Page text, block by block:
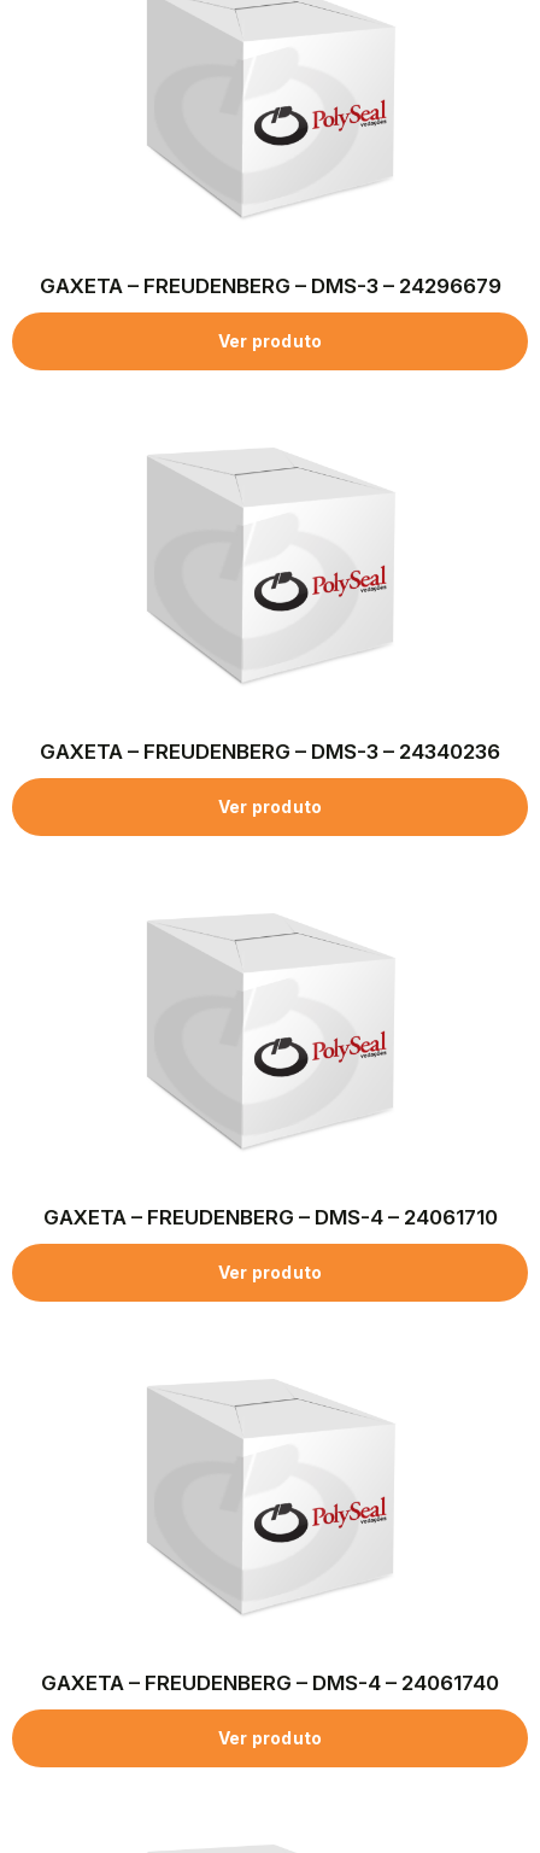
GAXETA – FREUDENBERG – DMS-3 – 24296679
Ver produto
GAXETA – FREUDENBERG – DMS-3 – 24340236
Ver produto
GAXETA – FREUDENBERG – DMS-4 – 24061710
Ver produto
GAXETA – FREUDENBERG – DMS-4 – 24061740
Ver produto